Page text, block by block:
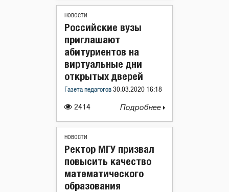
НОВОСТИ
2414
Российские вузы
приглашают
абитуриентов на
виртуальные дни
открытых дверей
Газета педагогов 30.03.2020 16:18
Подробнее
НОВОСТИ
Ректор МГУ призвал
повысить качество
математического
образования